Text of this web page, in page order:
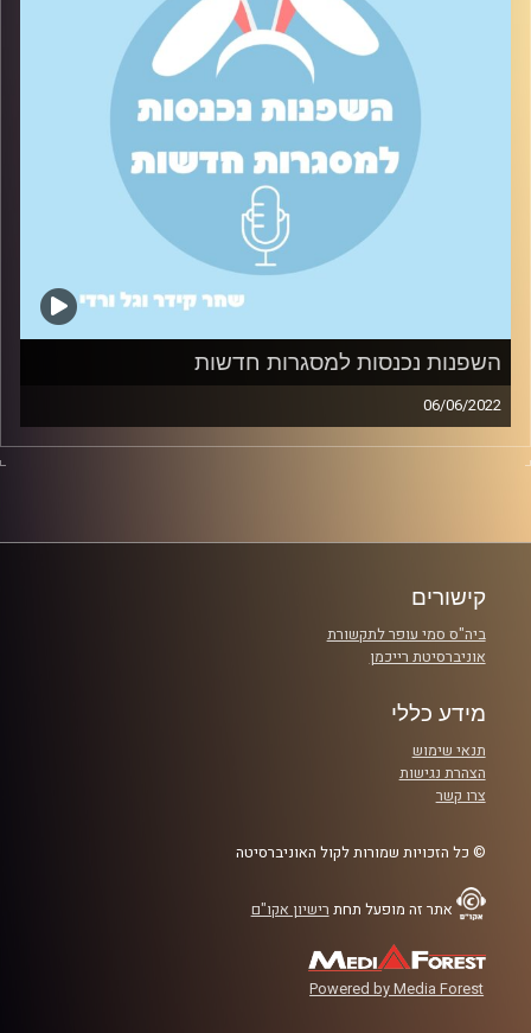
השפנות נכנסות למסגרות חדשות
06/06/2022
איך צלחנו את תחילת התואר (בתקופת הקורונה בזום) בעזרת
קישורים
ביה"ס סמי עופר לתקשורת
אוניברסיטת רייכמן
מידע כללי
תנאי שימוש
הצהרת נגישות
צרו קשר
© כל הזכויות שמורות לקול האוניברסיטה
אתר זה מופעל תחת רישיון אקו"ם
Powered by Media Forest